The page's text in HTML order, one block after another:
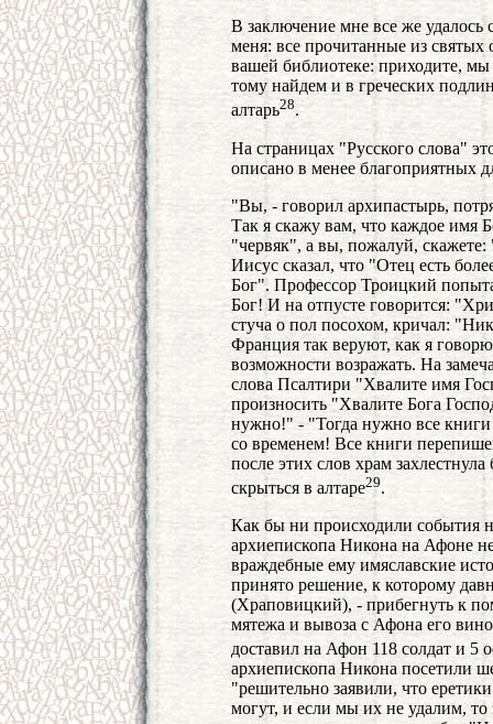
В заключение мне все же удалось
меня: все прочитанные из
вашей библиотеке: приходите,
тому найдем и в греческих
алтарь28.
На страницах "Русского слова"
описано в менее благоприятных
"Вы, - говорил архипастырь,
Так я скажу вам, что каждое имя
"червяк", а вы, пожалуй,
Иисус сказал, что "Отец есть
Бог". Профессор Троицкий
Бог! И на отпусте говорится:
стуча о пол посохом, кричал:
Франция так веруют, как я
возможности возражать. На
слова Псалтири "Хвалите имя
произносить "Хвалите Бога
нужно!" - "Тогда нужно все
со временем! Все книги
после этих слов храм
скрыться в алтаре29.
Как бы ни происходили события
архиепископа Никона на Афоне
враждебные ему имяславские
принято решение, к которому
(Храповицкий), - прибегнуть к
мятежа и вывоза с Афона его
доставил на Афон 118 солдат и 5
архиепископа Никона посетили
"решительно заявили, что
могут, и если мы их не удалим, то